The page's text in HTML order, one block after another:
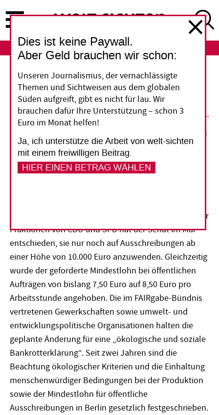
zum
Inhalt
ABO
Öko-soziale Beschaffung:
Senatsentscheidung
06. August 2012
Vorlesen
Auf Antrag der
Fraktionen von CDU und SPD hat der Senat im Mai
entschieden, sie nur noch auf Ausschreibungen ab
einer Höhe von 10.000 Euro anzuwenden. Gleichzeitig
wurde der geforderte Mindestlohn bei öffentlichen
Aufträgen von bislang 7,50 Euro auf 8,50 Euro pro
Arbeitsstunde angehoben. Die im FAIRgabe-Bündnis
vertretenen Gewerkschaften sowie umwelt- und
entwicklungspolitische Organisationen halten die
geplante Änderung für eine „ökologische und soziale
Bankrotterklärung“. Seit zwei Jahren sind die
Beachtung ökologischer Kriterien und die Einhaltung
menschenwürdiger Bedingungen bei der Produktion
sowie der Mindestlohn für öffentliche
Ausschreibungen in Berlin gesetzlich festgeschrieben.
Dies ist keine Paywall.
Aber Geld brauchen wir schon:
Unseren Journalismus, der vernachlässigte
Themen und Sichtweisen aus dem globalen
Süden aufgreift, gibt es nicht für lau. Wir
brauchen dafür Ihre Unterstützung – schon 3
Euro im Monat helfen!
Ja, ich unterstütze die Arbeit von welt-sichten
mit einem freiwilligen Beitrag.
HIER EINEN BETRAG WÄHLEN